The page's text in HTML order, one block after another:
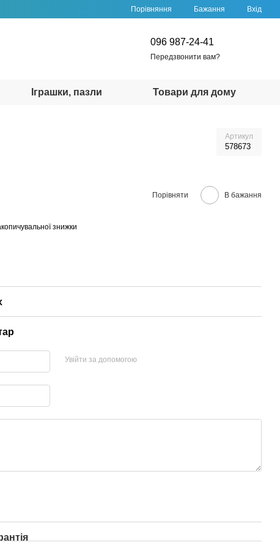
Порівняння Бажання Вхід
096 987-24-41
Передзвонити вам?
Іграшки, пазли Товари для дому
Артикул
578673
Порівняти В бажання
знижки
Увійти за допомогою